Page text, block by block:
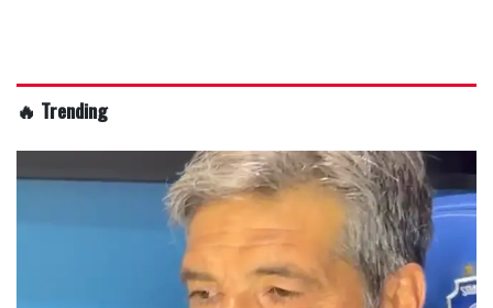
🔥 Trending